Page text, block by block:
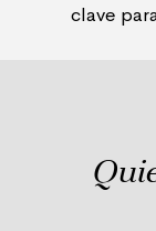
clave